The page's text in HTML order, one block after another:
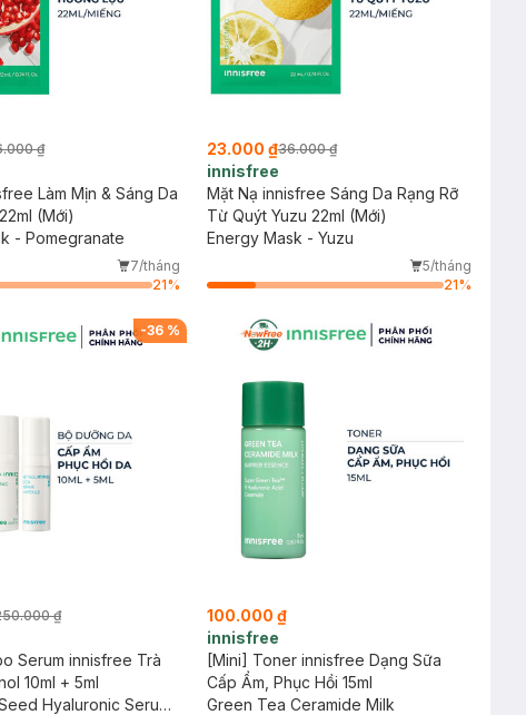
₫
Làm Mịn & Sáng Da
(Mới)
- Pomegranate
7/tháng
21%
23.000 ₫36.000 ₫
innisfree
Mặt Nạ innisfree Sáng Da Rạng Rỡ
Từ Quýt Yuzu 22ml (Mới)
Energy Mask - Yuzu
5/tháng
21%
-36%
₫
Serum innisfree Trà
10ml + 5ml
Hyaluronic Serum
100.000 ₫
innisfree
[Mini] Toner innisfree Dạng Sữa
Cấp Ẩm, Phục Hồi 15ml
Green Tea Ceramide Milk